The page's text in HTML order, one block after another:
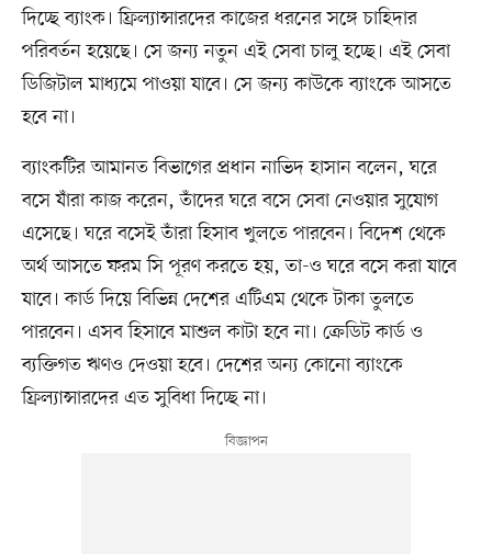
দিচ্ছে ব্যাংক। ফ্রিল্যান্সারদের কাজের ধরনের সঙ্গে চাহিদার
পরিবর্তন হয়েছে। সে জন্য নতুন এই সেবা চালু হচ্ছে। এই সেবা
ডিজিটাল মাধ্যমে পাওয়া যাবে। সে জন্য কাউকে ব্যাংকে আসতে
হবে না।
ব্যাংকটির আমানত বিভাগের প্রধান নাভিদ হাসান বলেন, ঘরে
বসে যাঁরা কাজ করেন, তাঁদের ঘরে বসে সেবা নেওয়ার সুযোগ
এসেছে। ঘরে বসেই তাঁরা হিসাব খুলতে পারবেন। বিদেশ থেকে
অর্থ আসতে ফরম সি পূরণ করতে হয়, তা-ও ঘরে বসে করা যাবে
যাবে। কার্ড দিয়ে বিভিন্ন দেশের এটিএম থেকে টাকা তুলতে
পারবেন। এসব হিসাবে মাশুল কাটা হবে না। ক্রেডিট কার্ড ও
ব্যক্তিগত ঋণও দেওয়া হবে। দেশের অন্য কোনো ব্যাংকে
ফ্রিল্যান্সারদের এত সুবিধা দিচ্ছে না।